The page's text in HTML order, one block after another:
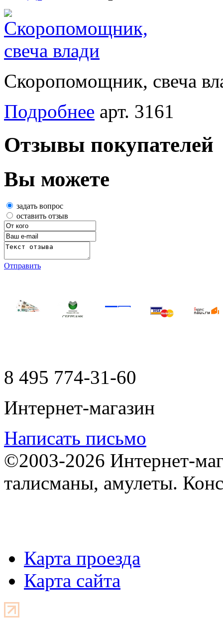
Скоропомощник, свеча
Подробнее арт. 3161
Отзывы покупателей
Вы можете
задать вопрос
оставить отзыв
Отправить
8 495 774-31-60
Интернет-магазин
Написать письмо
©2003-2026 Интернет-
талисманы, амулеты.
Карта проезда
Карта сайта